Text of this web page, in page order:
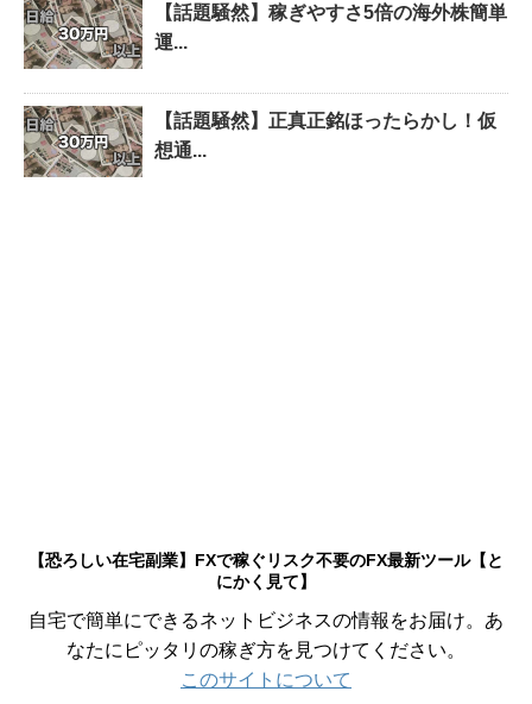
【話題騒然】稼ぎやすさ5倍の海外株簡単
運...
【話題騒然】正真正銘ほったらかし！仮
想通...
【恐ろしい在宅副業】FXで稼ぐリスク不要のFX最新ツール【と
にかく見て】
自宅で簡単にできるネットビジネスの情報をお届け。あ
なたにピッタリの稼ぎ方を見つけてください。
このサイトについて